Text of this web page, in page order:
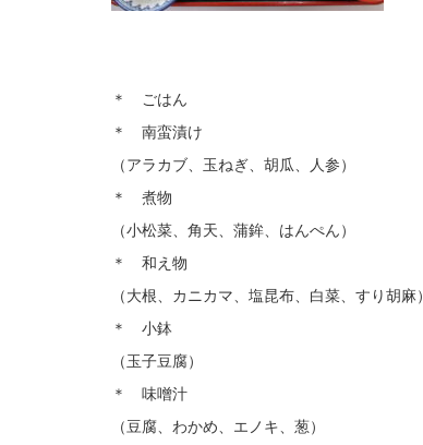
＊ ごはん
＊ 南蛮漬け
（アラカブ、玉ねぎ、胡瓜、人参）
＊ 煮物
（小松菜、角天、蒲鉾、はんぺん）
＊ 和え物
（大根、カニカマ、塩昆布、白菜、すり胡麻）
＊ 小鉢
（玉子豆腐）
＊ 味噌汁
（豆腐、わかめ、エノキ、葱）